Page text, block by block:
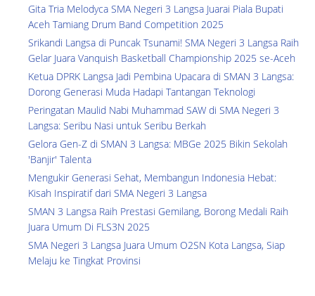
Gita Tria Melodyca SMA Negeri 3 Langsa Juarai Piala Bupati
Aceh Tamiang Drum Band Competition 2025
Srikandi Langsa di Puncak Tsunami! SMA Negeri 3 Langsa Raih
Gelar Juara Vanquish Basketball Championship 2025 se-Aceh
Ketua DPRK Langsa Jadi Pembina Upacara di SMAN 3 Langsa:
Dorong Generasi Muda Hadapi Tantangan Teknologi
Peringatan Maulid Nabi Muhammad SAW di SMA Negeri 3
Langsa: Seribu Nasi untuk Seribu Berkah
Gelora Gen-Z di SMAN 3 Langsa: MBGe 2025 Bikin Sekolah
'Banjir' Talenta
Mengukir Generasi Sehat, Membangun Indonesia Hebat:
Kisah Inspiratif dari SMA Negeri 3 Langsa
SMAN 3 Langsa Raih Prestasi Gemilang, Borong Medali Raih
Juara Umum Di FLS3N 2025
SMA Negeri 3 Langsa Juara Umum O2SN Kota Langsa, Siap
Melaju ke Tingkat Provinsi